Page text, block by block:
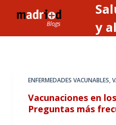
l
y
ENFERMEDADES VACUNABLES,
Vacunaciones en
Preguntas más